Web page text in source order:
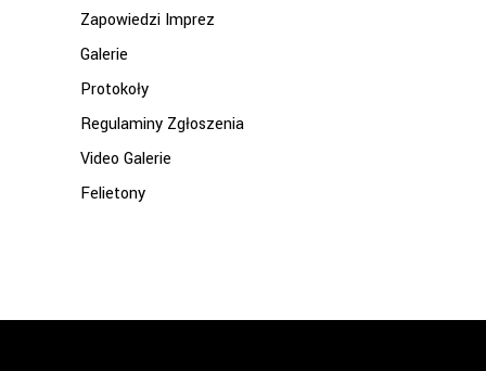
Zapowiedzi Imprez
Galerie
Protokoły
Regulaminy Zgłoszenia
Video Galerie
Felietony